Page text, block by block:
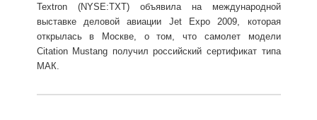
Textron (NYSE:TXT) объявила на международной
выставке деловой авиации Jet Expo 2009, которая
открылась в Москве, о том, что самолет модели
Citation Mustang получил российский сертификат типа
МАК.